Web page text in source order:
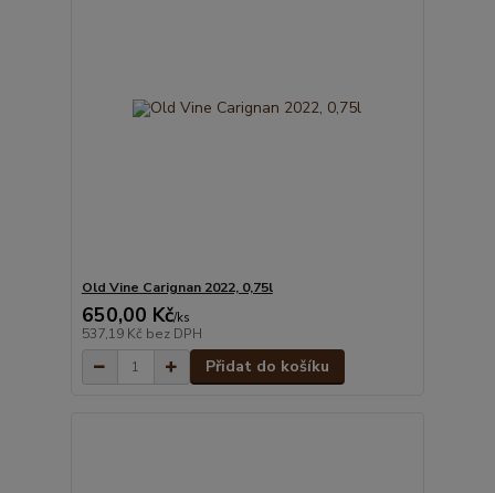
Old Vine Carignan 2022, 0,75l
650,00 Kč/ks
537,19 Kč bez DPH
Přidat do košíku